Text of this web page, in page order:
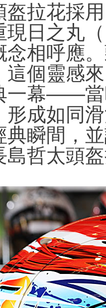
盔拉花採
現日之丸
念相呼應
這個靈感
一幕——當
形成如同
典瞬間，
島哲太頭